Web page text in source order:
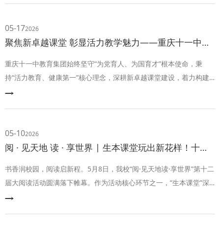
05-172026
聚焦新卓越课堂 彰显活力教学魅力——重庆十一中教育集团2026年教学开放周圆满落幕
重庆十一中教育集团始终坚守“为党育人、为国育才”根本使命，秉
持“活力教育、健康第一”核心理念，深耕新卓越课堂建设，着力构建
共建、共研、共享、共生的活力课堂生态。为持续推进重庆市新卓越
域联合教研活动圆满落幕。
05-102026
阅 · 见天地 读 · 享世界 | 生本课堂玩出新花样！十一少年以书为舟逐光成长
书香润校园，阅读启新程。5月8日，我校“阅·见天地读·享世界”第十二
届大阅读活动圆满落下帷幕。作为活动核心环节之一，“生本课堂”深
度践行生本教育理念，立足“以学生为中心”，融合各学科特色，搭建